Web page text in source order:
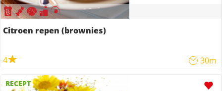
Citroen repen (brownies)
4 30m
RECEPT